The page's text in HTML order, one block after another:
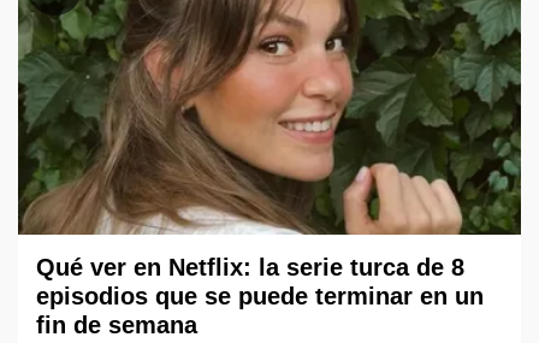
Qué ver en Netflix: la serie turca de 8
episodios que se puede terminar en un
fin de semana